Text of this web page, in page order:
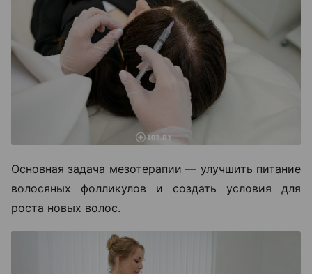
Основная задача мезотерапии — улучшить питание
волосяных фолликулов и создать условия для
роста новых волос.